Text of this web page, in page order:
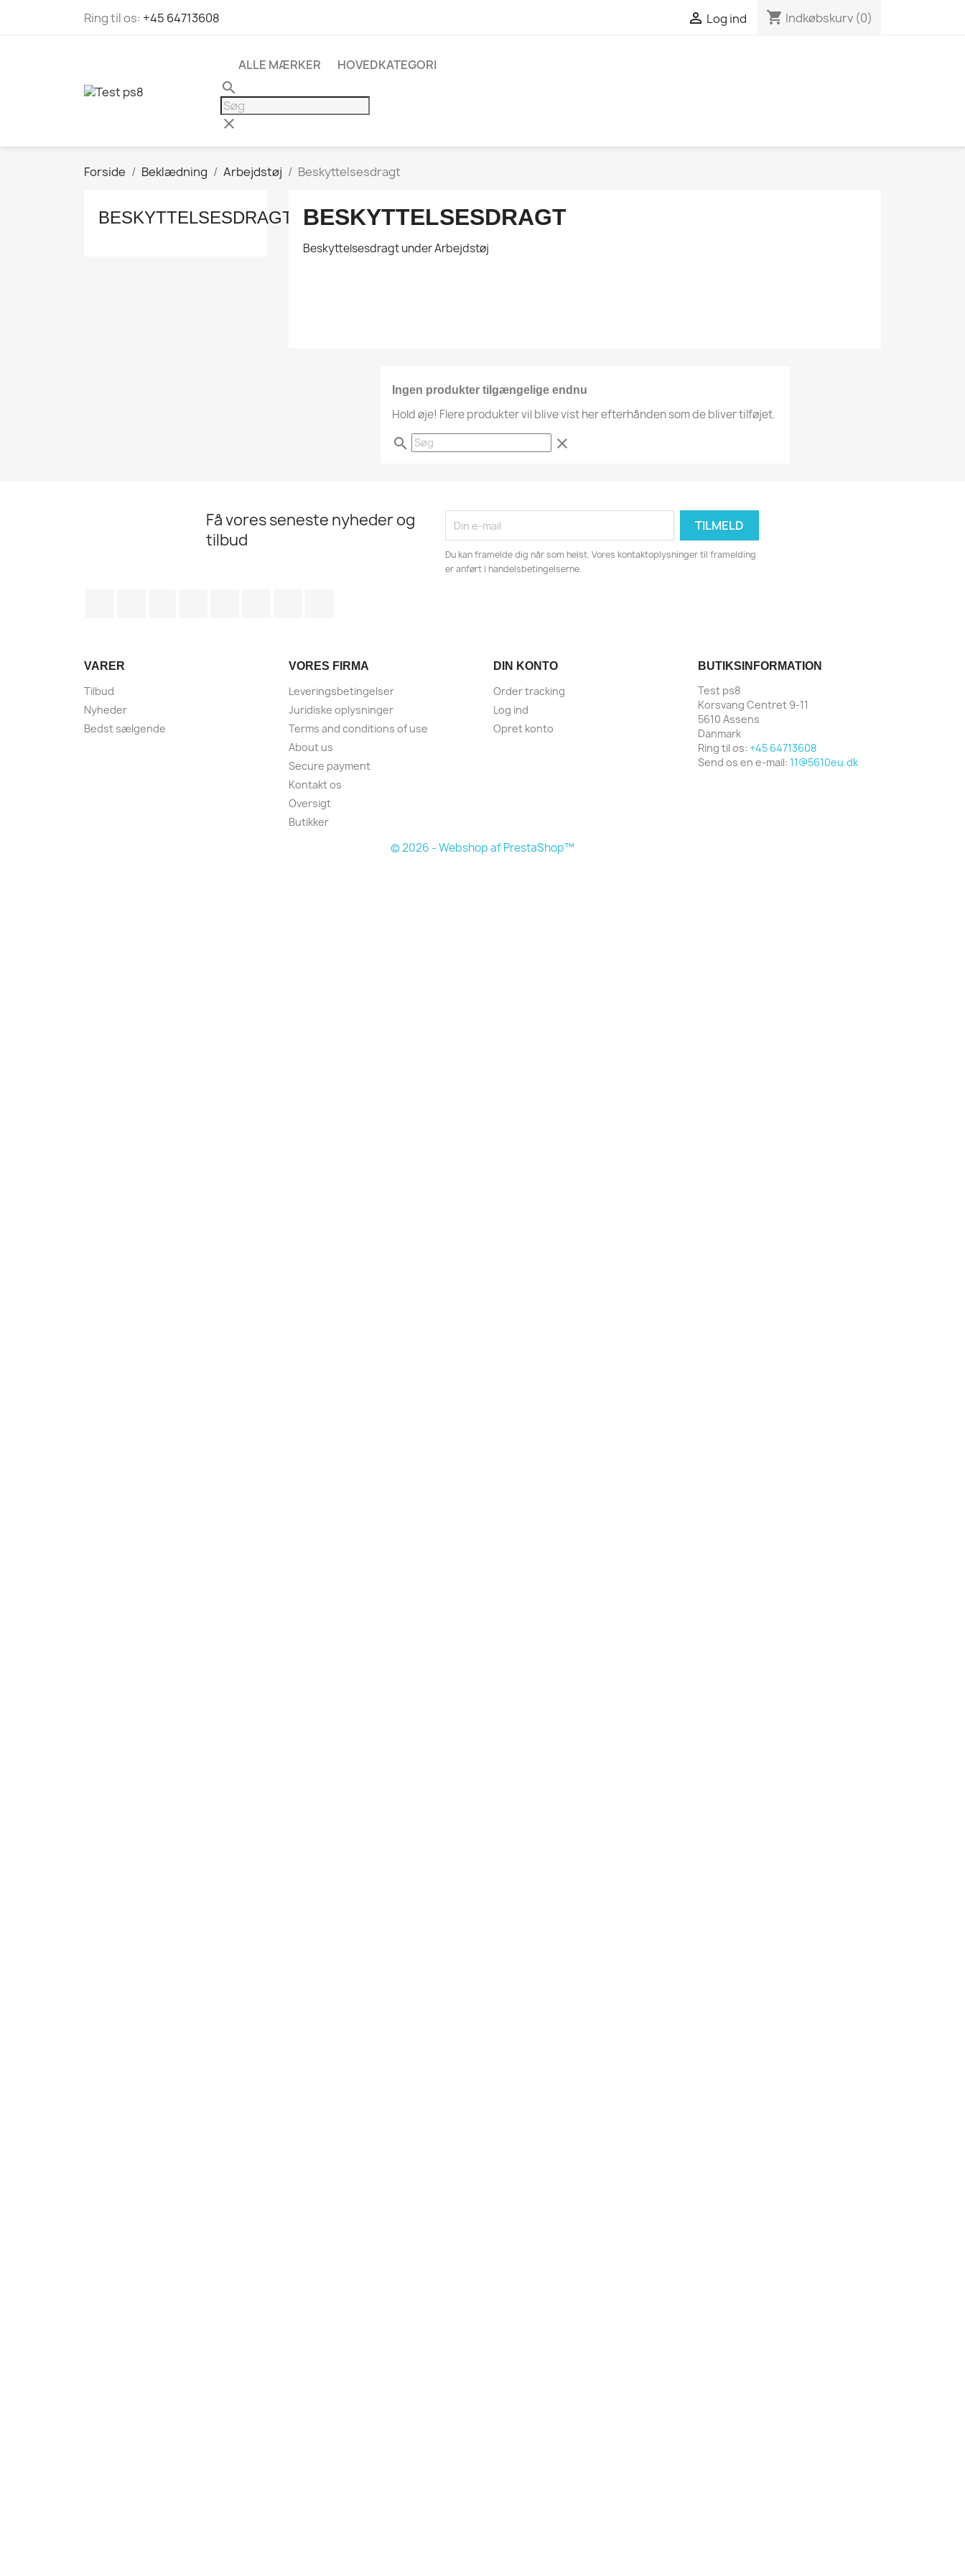
Ring til os: +45 64713608  Log ind shopping_cart Indkøbskurv (0)
ALLE MÆRKER HOVEDKATEGORI
search
clear
Forside Beklædning Arbejdstøj Beskyttelsesdragt
BESKYTTELSESDRAGT BESKYTTELSESDRAGT
Beskyttelsesdragt under Arbejdstøj
Ingen produkter tilgængelige endnu
Hold øje! Flere produkter vil blive vist her efterhånden som de bliver tilføjet.
search clear
Få vores seneste nyheder og
tilbud
Du kan framelde dig når som helst. Vores kontaktoplysninger til framelding
er anført i handelsbetingelserne.
VARER
Tilbud
Nyheder
Bedst sælgende
VORES FIRMA
Leveringsbetingelser
Juridiske oplysninger
Terms and conditions of use
About us
Secure payment
Kontakt os
Oversigt
Butikker
DIN KONTO
Order tracking
Log ind
Opret konto
BUTIKSINFORMATION
Test ps8
Korsvang Centret 9-11
5610 Assens
Danmark
Ring til os: +45 64713608
Send os en e-mail: 11@5610eu.dk
© 2026 - Webshop af PrestaShop™